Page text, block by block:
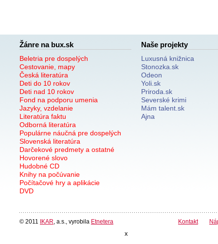
Žánre na bux.sk
Beletria pre dospelých
Cestovanie, mapy
Česká literatúra
Deti do 10 rokov
Deti nad 10 rokov
Fond na podporu umenia
Jazyky, vzdelanie
Literatúra faktu
Odborná literatúra
Populárne náučná pre dospelých
Slovenská literatúra
Darčekové predmety a ostatné
Hovorené slovo
Hudobné CD
Knihy na počúvanie
Počítačové hry a aplikácie
DVD
Naše projekty
Luxusná knižnica
Stonozka.sk
Odeon
Yoli.sk
Priroda.sk
Severské krimi
Mám talent.sk
Ajna
© 2011 IKAR , a.s., vyrobila Etnetera Kontakt
x